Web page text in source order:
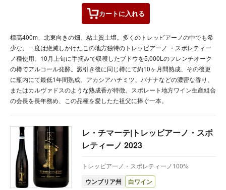
カートに入れる
標高400m、北東向きの畑。粘土質土壌。多くのトレッビアーノの中でも希
少な、一度は絶滅しかけたこの地方独特のトレッビアーノ ・スポレティー
ノ種使用。10月上旬に手摘みで収穫したブドウを5,000Lのフレンチオーク
の樽でアルコール発酵。澱引き後に同じ樽にて約10ヶ月間熟成、その後更
に瓶内にて最低1年間熟成。アカシアハチミツ、バナナなどの濃密な香り、
またはカルヴァドスのような熟成香が特徴。スポレート地方ワイン生産組合
の会長を長年務め、この品種を愛したた祖父に捧ぐ一本。
レ・チマーテ|トレッビアーノ・スポ
レティーノ 2023
トレッビアーノ・スポレティーノ100%
ウンブリア州 白ワイン